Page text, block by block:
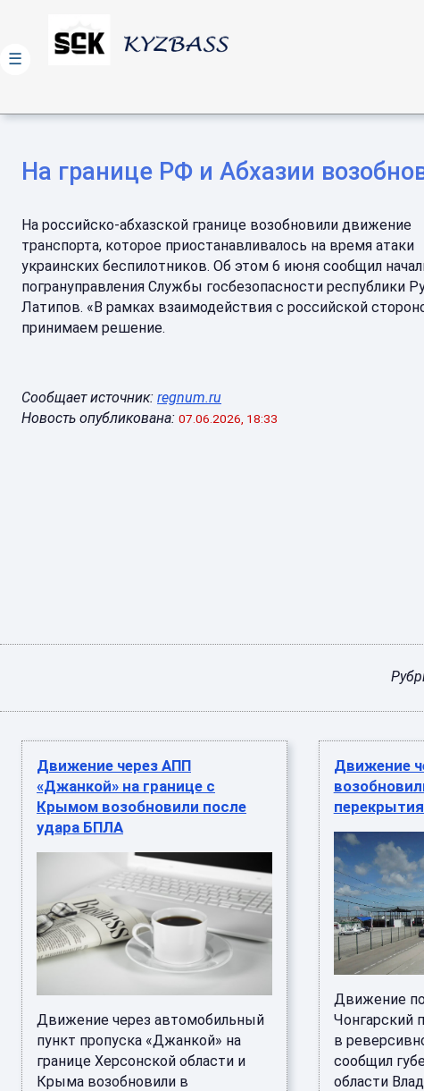
На границе РФ и Абхазии
На российско-абхазской границе возобновили движение
транспорта, которое приостанавливалось на время атаки
украинских беспилотников. Об этом 6 июня сообщил
погрануправления Службы госбезопасности республики
Латипов. «В рамках взаимодействия с российской
принимаем решение.
Сообщает источник: regnum.ru
Новость опубликована: 07.06.2026, 18:33
Движение через АПП
«Джанкой» на границе с
Крымом возобновили после
удара БПЛА
Движение через автомобильный
пункт пропуска «Джанкой» на
границе Херсонской области и
Крыма возобновили в
Движение
Движение
Чонгарский
в
сообщил
области
☰